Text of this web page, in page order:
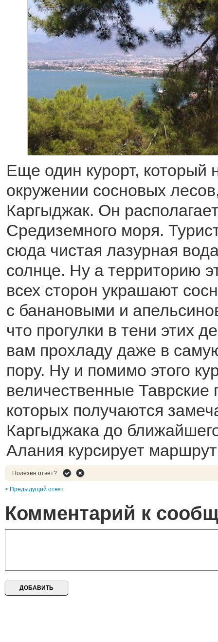
Еще один курорт, который
окружении сосновых
Каргыджак. Он
Средиземного моря.
сюда чистая лазурная
солнце. Ну а территорию
всех сторон украшают
с банановыми и
что прогулки в тени этих
вам прохладу даже в
пору. Ну и помимо этого
величественные
которых получаются
Каргыджака до
Алания курсирует
Полезен ответ?
< Предыдущий ответ
Комментарий к